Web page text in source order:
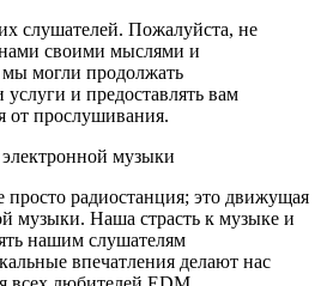
слушателей. Пожалуйста, не
нами своими мыслями и
могли продолжать
и предоставлять вам
от прослушивания.
музыки
просто радиостанция; это движущая
музыки. Наша страсть к музыке и
нашим слушателям
впечатления делают нас